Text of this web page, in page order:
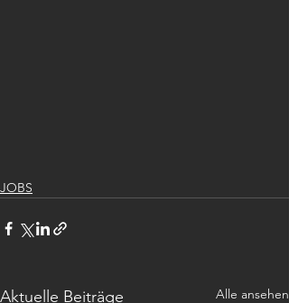
JOBS
Aktuelle Beiträge Alle ansehen